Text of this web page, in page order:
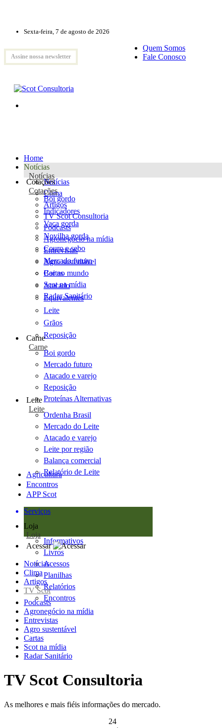
Sexta-feira, 7 de agosto de 2026
Assine nossa newsletter
Quem Somos
Fale Conosco
Home
Notícias
Notícias
Notícias
Clima
Artigos
TV Scot Consultoria
Podcasts
Agronegócio na mídia
Entrevistas
Agro sustentável
Cartas
Scot na mídia
Radar Sanitário
Cotações
Cotações
Boi gordo
Indicadores
Vaca gorda
Novilha gorda
Couro e sebo
Mercado futuro
Boi no mundo
Atacado
Equivalentes
Leite
Grãos
Reposição
Carne
Carne
Boi gordo
Mercado futuro
Atacado e varejo
Reposição
Proteínas Alternativas
Leite
Leite
Ordenha Brasil
Mercado do Leite
Atacado e varejo
Leite por região
Balança comercial
Relatório de Leite
Agricultura
Encontros
APP Scot
Serviços
Loja
Loja
Informativos
Livros
Acessos
Planilhas
Relatórios
Encontros
Acessar
Notícias
Clima
Artigos
TV Scot
Podcasts
Agronegócio na mídia
Entrevistas
Agro sustentável
Cartas
Scot na mídia
Radar Sanitário
TV Scot Consultoria
As melhores e mais fiéis informações do mercado.
24